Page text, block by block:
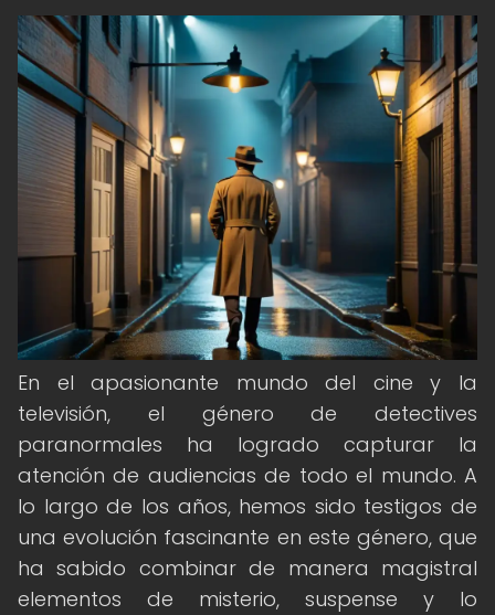
En el apasionante mundo del cine y la
televisión, el género de detectives
paranormales ha logrado capturar la
atención de audiencias de todo el mundo. A
lo largo de los años, hemos sido testigos de
una evolución fascinante en este género, que
ha sabido combinar de manera magistral
elementos de misterio, suspense y lo